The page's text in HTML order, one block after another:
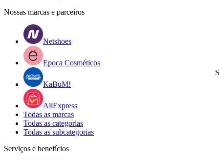
Nossas marcas e parceiros
Netshoes
Epoca Cosméticos
KaBuM!
AliExpress
Todas as marcas
Todas as categorias
Todas as subcategorias
Serviços e benefícios